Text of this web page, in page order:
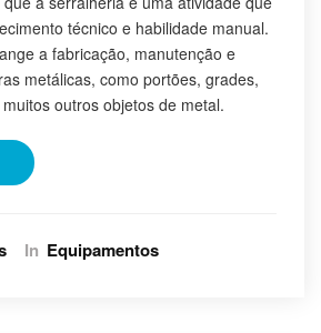
técnico e habilidade manual.
a fabricação, manutenção e
metálicas, como portões, grades,
outros objetos de metal.
In Equipamentos